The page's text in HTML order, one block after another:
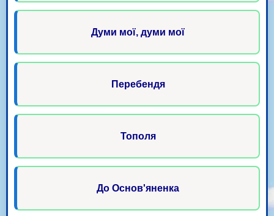
Думи мої, думи мої
Перебендя
Тополя
До Основ'яненка